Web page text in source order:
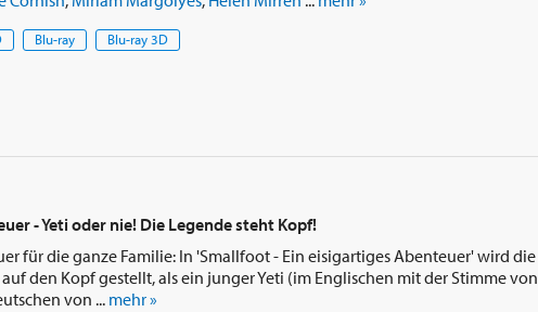
Blu-ray Blu-ray 3D
- Yeti oder nie! Die Legende steht Kopf!
für die ganze Familie: In 'Smallfoot - Ein eisigartiges Abenteuer' wird die
den Kopf gestellt, als ein junger Yeti (im Englischen mit der Stimme von
von ...mehr »